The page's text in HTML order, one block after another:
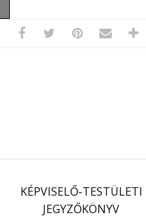
KÉPVISELŐ-TESTÜLETI
JEGYZŐKÖNYV